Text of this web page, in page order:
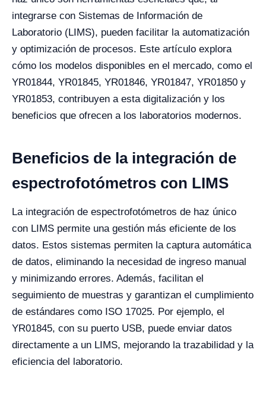
integrarse con Sistemas de Información de
Laboratorio (LIMS), pueden facilitar la automatización
y optimización de procesos. Este artículo explora
cómo los modelos disponibles en el mercado, como el
YR01844, YR01845, YR01846, YR01847, YR01850 y
YR01853, contribuyen a esta digitalización y los
beneficios que ofrecen a los laboratorios modernos.
Beneficios de la integración de
espectrofotómetros con LIMS
La integración de espectrofotómetros de haz único
con LIMS permite una gestión más eficiente de los
datos. Estos sistemas permiten la captura automática
de datos, eliminando la necesidad de ingreso manual
y minimizando errores. Además, facilitan el
seguimiento de muestras y garantizan el cumplimiento
de estándares como ISO 17025. Por ejemplo, el
YR01845, con su puerto USB, puede enviar datos
directamente a un LIMS, mejorando la trazabilidad y la
eficiencia del laboratorio.